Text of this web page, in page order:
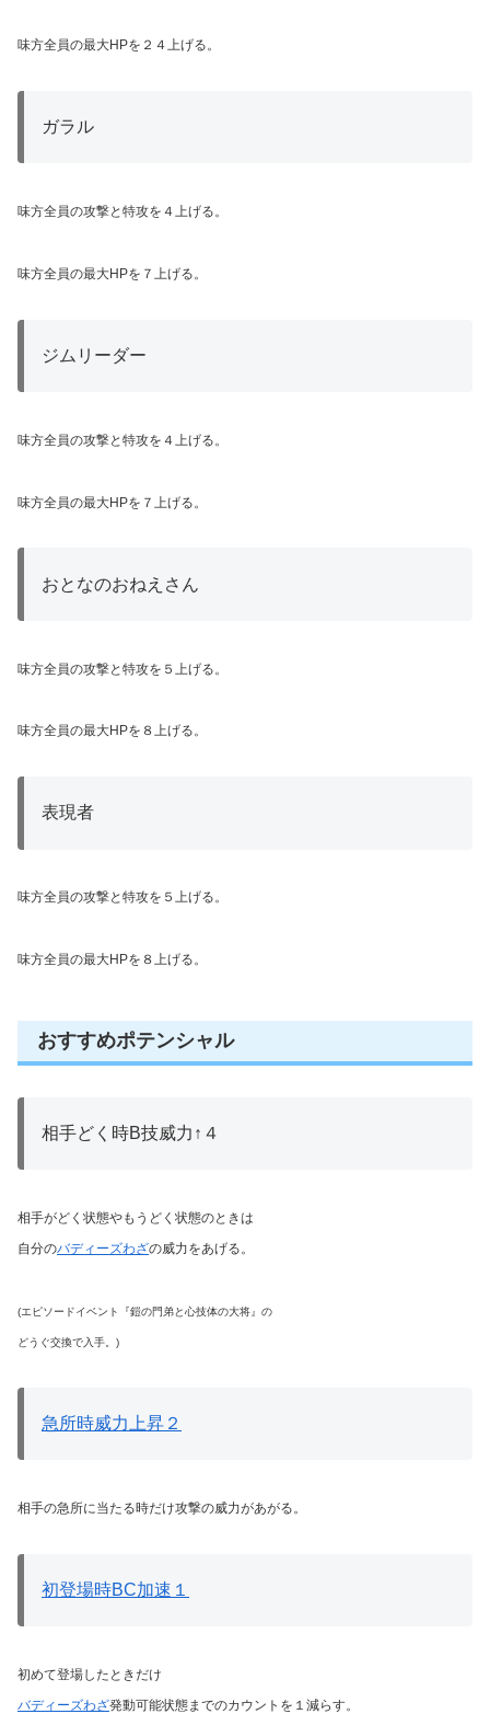
味方全員の最大HPを２４上げる。
ガラル
味方全員の攻撃と特攻を４上げる。
味方全員の最大HPを７上げる。
ジムリーダー
味方全員の攻撃と特攻を４上げる。
味方全員の最大HPを７上げる。
おとなのおねえさん
味方全員の攻撃と特攻を５上げる。
味方全員の最大HPを８上げる。
表現者
味方全員の攻撃と特攻を５上げる。
味方全員の最大HPを８上げる。
おすすめポテンシャル
相手どく時B技威力↑４
相手がどく状態やもうどく状態のときは
自分のバディーズわざの威力をあげる。
(エピソードイベント『鎧の門弟と心技体の大将』の
どうぐ交換で入手。)
急所時威力上昇２
相手の急所に当たる時だけ攻撃の威力があがる。
初登場時BC加速１
初めて登場したときだけ
バディーズわざ発動可能状態までのカウントを１減らす。